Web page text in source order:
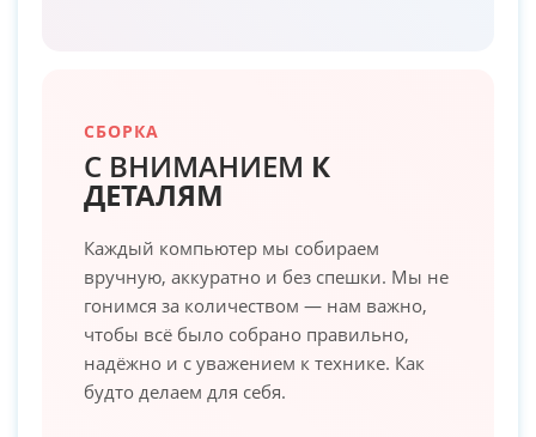
СБОРКА
С ВНИМАНИЕМ К
ДЕТАЛЯМ
Каждый компьютер мы собираем
вручную, аккуратно и без спешки. Мы не
гонимся за количеством — нам важно,
чтобы всё было собрано правильно,
надёжно и с уважением к технике. Как
будто делаем для себя.